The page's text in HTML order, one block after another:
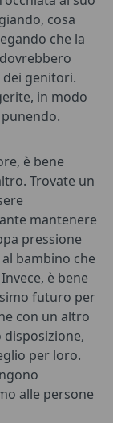
cosa
che la
genitori.
in modo
è bene
Trovate un
mantenere
pressione
bambino che
è bene
futuro per
con un altro
disposizione,
per loro.
alle persone